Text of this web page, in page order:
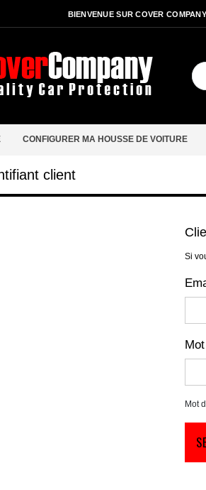
BIENVENUE SUR COVER
CONFIGURER MA HOUSSE DE VOITURE
client
Si
Mot